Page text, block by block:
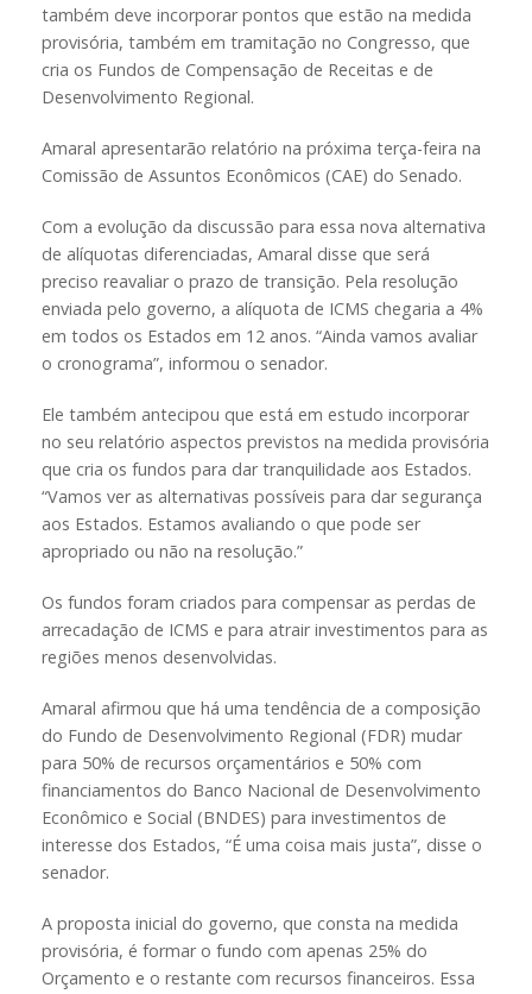
também deve incorporar pontos que estão na medida
provisória, também em tramitação no Congresso, que
cria os Fundos de Compensação de Receitas e de
Desenvolvimento Regional.
Amaral apresentarão relatório na próxima terça-feira na
Comissão de Assuntos Econômicos (CAE) do Senado.
Com a evolução da discussão para essa nova alternativa
de alíquotas diferenciadas, Amaral disse que será
preciso reavaliar o prazo de transição. Pela resolução
enviada pelo governo, a alíquota de ICMS chegaria a 4%
em todos os Estados em 12 anos. “Ainda vamos avaliar
o cronograma”, informou o senador.
Ele também antecipou que está em estudo incorporar
no seu relatório aspectos previstos na medida provisória
que cria os fundos para dar tranquilidade aos Estados.
“Vamos ver as alternativas possíveis para dar segurança
aos Estados. Estamos avaliando o que pode ser
apropriado ou não na resolução.”
Os fundos foram criados para compensar as perdas de
arrecadação de ICMS e para atrair investimentos para as
regiões menos desenvolvidas.
Amaral afirmou que há uma tendência de a composição
do Fundo de Desenvolvimento Regional (FDR) mudar
para 50% de recursos orçamentários e 50% com
financiamentos do Banco Nacional de Desenvolvimento
Econômico e Social (BNDES) para investimentos de
interesse dos Estados, “É uma coisa mais justa”, disse o
senador.
A proposta inicial do governo, que consta na medida
provisória, é formar o fundo com apenas 25% do
Orçamento e o restante com recursos financeiros. Essa